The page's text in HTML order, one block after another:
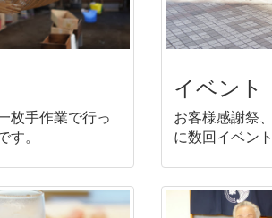
枚手作業で行っ
。
イベント
お客様感謝祭
に数回イベン